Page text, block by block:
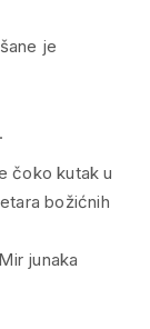
je
čoko kutak u
božićnih
junaka